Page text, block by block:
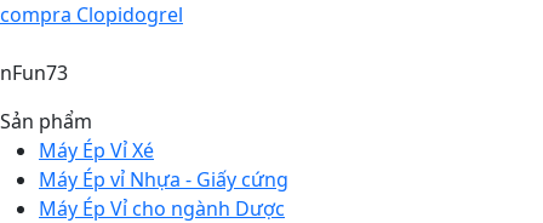
compra Clopidogrel
nFun73
Sản phẩm
Máy Ép Vỉ Xé
Máy Ép vỉ Nhựa - Giấy cứng
Máy Ép Vỉ cho ngành Dược